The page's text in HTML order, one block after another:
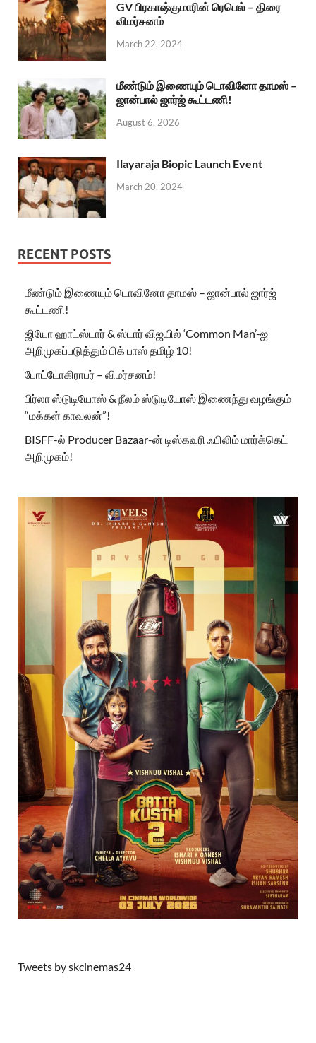
GV பிரகாஷ்குமாரின் ரெபெல் – திரை
விமர்சனம்
March 22, 2024
மீண்டும் இணையும் டொவினோ தாமஸ் –
ஜான்பால் ஜார்ஜ் கூட்டணி!
August 6, 2026
Ilayaraja Biopic Launch Event
March 20, 2024
RECENT POSTS
மீண்டும் இணையும் டொவினோ தாமஸ் – ஜான்பால் ஜார்ஜ்
கூட்டணி!
ஜியோ ஹாட்ஸ்டார் & ஸ்டார் விஜயில் ‘Common Man’-ஐ
அறிமுகப்படுத்தும் பிக் பாஸ் தமிழ் 10!
போட்டோகிராபர் – விமர்சனம்!
பிர்லா ஸ்டுடியோஸ் & நீலம் ஸ்டுடியோஸ் இணைந்து வழங்கும்
“மக்கள் காவலன்”!
BISFF-ல் Producer Bazaar-ன் டிஸ்கவரி ஃபிலிம் மார்க்கெட்
அறிமுகம்!
Tweets by skcinemas24